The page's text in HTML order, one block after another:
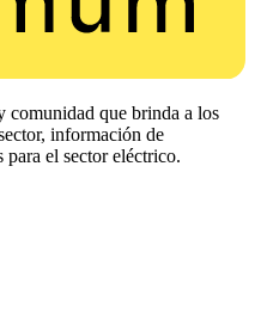
comunidad que brinda a los
información de
el sector eléctrico.